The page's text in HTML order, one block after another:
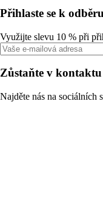
Přihlaste se k
Využijte slevu 10 % při
Zůstaňte v kontaktu
Najděte nás na sociálních